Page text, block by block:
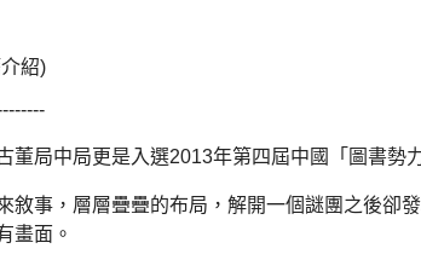
紹)
董局中局更是入選2013年第四屆中國「圖書勢
敘事，層層疊疊的布局，解開一個謎團之後
畫面。